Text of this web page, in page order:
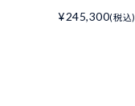
¥245,300(税込)